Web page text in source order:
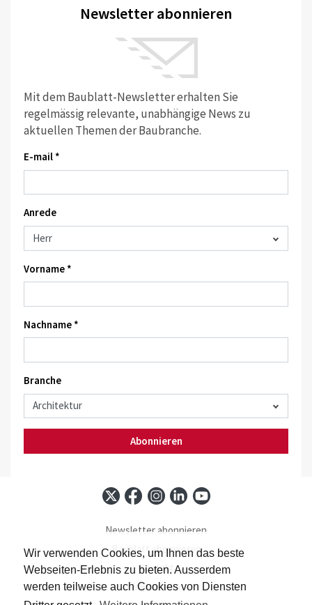
Wir verwenden Cookies, um Ihnen das beste
Webseiten-Erlebnis zu bieten. Ausserdem
werden teilweise auch Cookies von Diensten
Newsletter abonnieren
Mit dem Baublatt-Newsletter erhalten Sie
regelmässig relevante, unabhängige News zu
aktuellen Themen der Baubranche.
E-mail *
Anrede
Vorname *
Nachname *
Branche
Abonnieren
Newsletter abonnieren
Baublatt abonnieren
Kontakt
Impressum